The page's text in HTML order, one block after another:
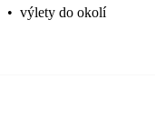
• výlety do okolí